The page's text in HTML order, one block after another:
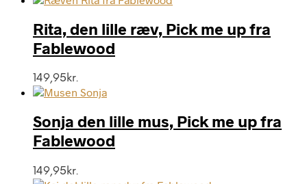
Rita, den lille ræv, Pick me up fra
Fablewood
149,95kr.
Sonja den lille mus, Pick me up fra
Fablewood
149,95kr.